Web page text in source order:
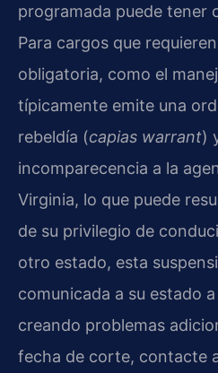
programada puede tener
Para cargos que
obligatoria, como el
típicamente emite una
rebeldía (capias warrant)
incomparecencia a la
Virginia, lo que puede
de su privilegio de
otro estado, esta
comunicada a su estado
creando problemas
fecha de corte, contacte